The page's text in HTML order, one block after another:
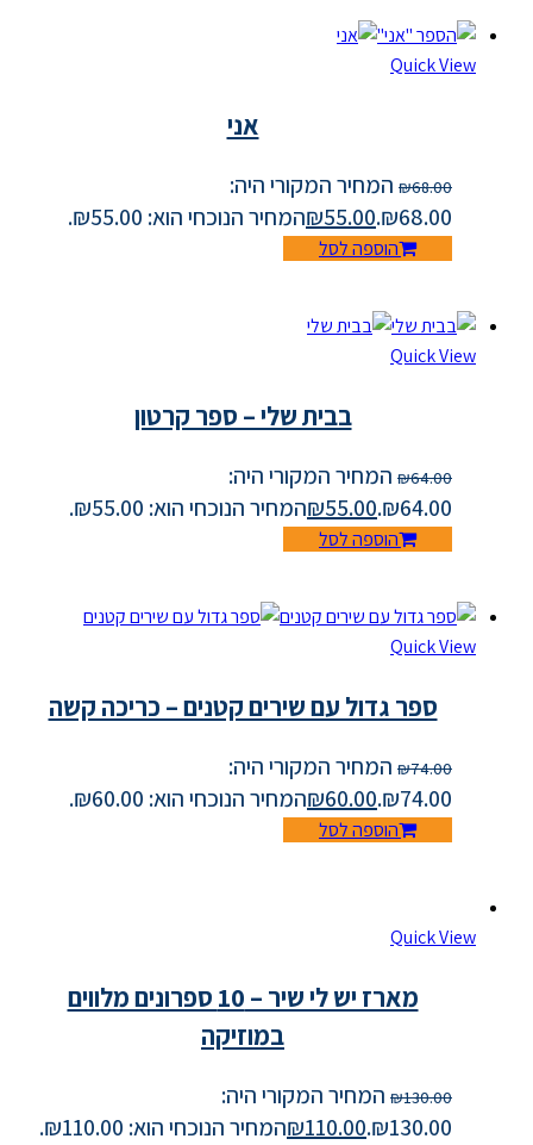
Quick View
אני
₪68.00
המחיר המקורי היה:
₪68.00.
₪55.00 המחיר הנוכחי הוא: ₪55.00.
הוספה לסל
Quick View
בבית שלי – ספר קרטון
₪64.00
המחיר המקורי היה:
₪64.00.
₪55.00 המחיר הנוכחי הוא: ₪55.00.
הוספה לסל
Quick View
ספר גדול עם שירים קטנים – כריכה קשה
₪74.00
המחיר המקורי היה:
₪74.00.
₪60.00 המחיר הנוכחי הוא: ₪60.00.
הוספה לסל
Quick View
מארז יש לי שיר – 10 ספרונים מלווים
במוזיקה
₪130.00
המחיר המקורי היה:
₪130.00.
₪110.00 המחיר הנוכחי הוא: ₪110.00.